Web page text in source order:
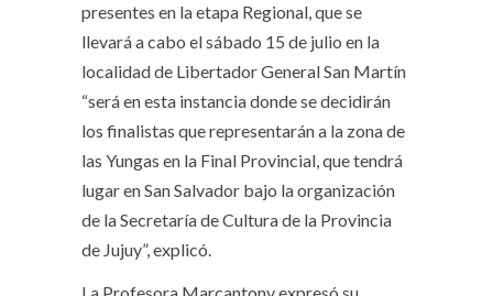
presentes en la etapa Regional, que se
llevará a cabo el sábado 15 de julio en la
localidad de Libertador General San Martín
“será en esta instancia donde se decidirán
los finalistas que representarán a la zona de
las Yungas en la Final Provincial, que tendrá
lugar en San Salvador bajo la organización
de la Secretaría de Cultura de la Provincia
de Jujuy”, explicó.